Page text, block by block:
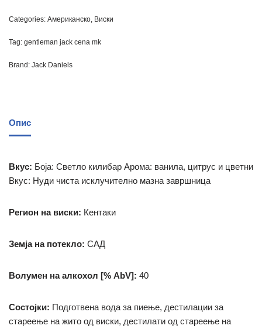
Categories: Американско Виски
Tag: gentleman jack cena mk
Brand: Jack Daniels
Опис
Вкус: Боја: Светло килибар Арома: ванила, цитрус и цветни
Вкус: Нуди чиста исклучително мазна завршница
Регион на виски: Кентаки
Земја на потекло: САД
Волумен на алкохол [% AbV]: 40
Состојки: Подготвена вода за пиење, дестилации за
стареење на жито од виски, дестилати од стареење на